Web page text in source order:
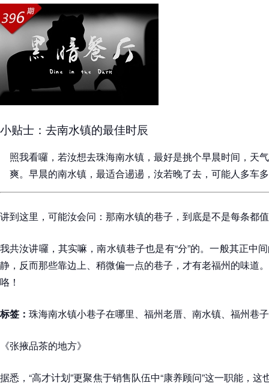
小贴士：去南水镇的最佳时辰
照我看囉，若汝想去珠海南水镇，最好是挑个早晨时间，天
爽。早晨的南水镇，最适合逿逿，汝若晚了去，可能人多车
讲到这里，可能汝会问：那南水镇的巷子，到底是不是每条都
我共汝讲囉，其实嘛，南水镇巷子也是有“分”的。一般其正中
静，反而那些靠边上、稍微偏一点的巷子，才有老福州的味道
咯！
标签： 珠海南水镇小巷子在哪里、福州老厝、南水镇、福州巷
《张掖品茶的地方》
据悉，“高才计划”更聚焦于销售队伍中“康养顾问”这一职能，这